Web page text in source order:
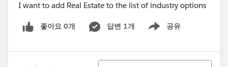
I want to add Real Estate to the list of industry options
좋아요 0개 답변 1개 공유
Show menu
정렬